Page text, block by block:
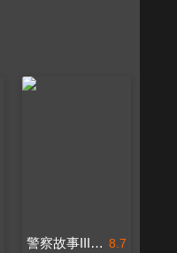
8.7
警察故事III超級警察